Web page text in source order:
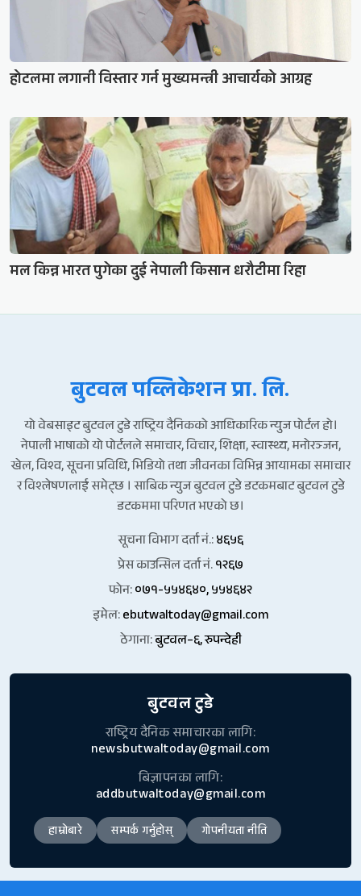
होटलमा लगानी विस्तार गर्न मुख्यमन्त्री आचार्यको आग्रह
मल किन्न भारत पुगेका दुई नेपाली किसान धरौटीमा रिहा
बुटवल पव्लिकेशन प्रा. लि.
यो वेबसाइट बुटवल टुडे राष्ट्रिय दैनिकको आधिकारिक न्युज पोर्टल हो।
नेपाली भाषाको यो पोर्टलले समाचार, विचार, शिक्षा, स्वास्थ्य, मनोरञ्जन,
खेल, विश्व, सूचना प्रविधि, भिडियो तथा जीवनका विभिन्न आयामका समाचार
र विश्लेषणलाई समेट्छ । साबिक न्युज बुटवल टुडे डटकमबाट बुटवल टुडे
डटकममा परिणत भएको छ।
सूचना विभाग दर्ता नं.:४६५६
प्रेस काउन्सिल दर्ता नं.१२६७
फोन:०७१-५५४६४०, ५५४६४२
इमेल:ebutwaltoday@gmail.com
ठेगाना:बुटवल–६, रुपन्देही
बुटवल टुडे
राष्ट्रिय दैनिक समाचारका लागि:
newsbutwaltoday@gmail.com
बिज्ञापनका लागि:
addbutwaltoday@gmail.com
हाम्रोबारे सम्पर्क गर्नुहोस् गोपनीयता नीति